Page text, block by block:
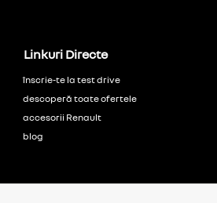
Linkuri Directe
înscrie-te la test drive
descoperă toate ofertele
accesorii Renault
blog